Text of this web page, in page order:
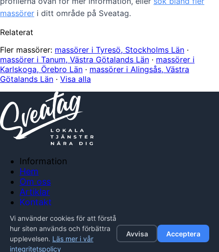
massörer i ditt område på Sveatag.
Relaterat
Fler massörer: massörer i Tyresö, Stockholms Län ·
massörer i Tanum, Västra Götalands Län · massörer i
Karlskoga, Örebro Län · massörer i Alingsås, Västra
Götalands Län · Visa alla
Information
Hem
Om oss
Artiklar
Kontakt
Integritetspolicy
© 2026 Sveatag. Alla rättigheter förbehållna.
Vi använder cookies för att förstå
hur siten används och förbättra
upplevelsen. Läs mer i vår
integritetspolicy
Avvisa Acceptera